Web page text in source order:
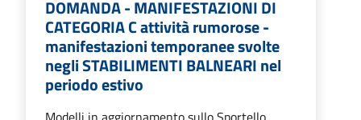
DOMANDA - MANIFESTAZIONI DI
CATEGORIA C attività rumorose -
manifestazioni temporanee svolte
negli STABILIMENTI BALNEARI nel
periodo estivo